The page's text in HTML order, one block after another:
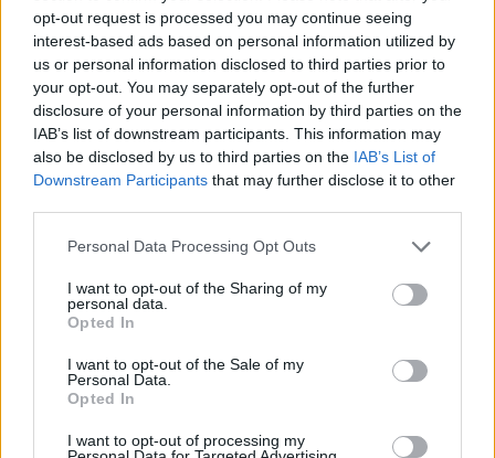
opt-out request is processed you may continue seeing
interest-based ads based on personal information utilized by
us or personal information disclosed to third parties prior to
your opt-out. You may separately opt-out of the further
disclosure of your personal information by third parties on the
IAB’s list of downstream participants. This information may
also be disclosed by us to third parties on the IAB’s List of
Downstream Participants that may further disclose it to other
Personal Data Processing Opt Outs
I want to opt-out of the Sharing of my
personal data.
Opted In
I want to opt-out of the Sale of my
Personal Data.
Opted In
I want to opt-out of processing my
Esim for USA|Esim for Italy|Esim for Spain | Esim